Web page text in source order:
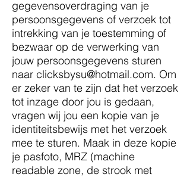
gegevensoverdraging van je
persoonsgegevens of verzoek tot
intrekking van je toestemming of
bezwaar op de verwerking van
jouw persoonsgegevens sturen
naar clicksbysu@hotmail.com. Om
er zeker van te zijn dat het verzoek
tot inzage door jou is gedaan,
vragen wij jou een kopie van je
identiteitsbewijs met het verzoek
mee te sturen. Maak in deze kopie
je pasfoto, MRZ (machine
readable zone, de strook met